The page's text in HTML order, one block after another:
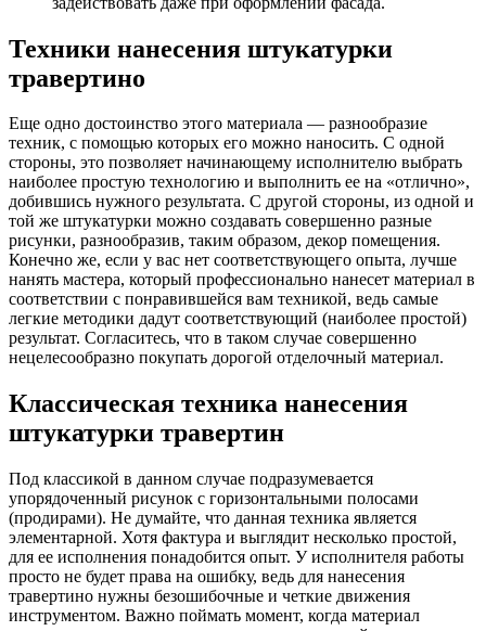
Техники нанесения штукатурки
травертино
Еще одно достоинство этого материала — разнообразие
техник, с помощью которых его можно наносить. С одной
стороны, это позволяет начинающему исполнителю выбрать
наиболее простую технологию и выполнить ее на «отлично»,
добившись нужного результата. С другой стороны, из одной и
той же штукатурки можно создавать совершенно разные
рисунки, разнообразив, таким образом, декор помещения.
Конечно же, если у вас нет соответствующего опыта, лучше
нанять мастера, который профессионально нанесет материал в
соответствии с понравившейся вам техникой, ведь самые
легкие методики дадут соответствующий (наиболее простой)
результат. Согласитесь, что в таком случае совершенно
нецелесообразно покупать дорогой отделочный материал.
Классическая техника нанесения
штукатурки травертин
Под классикой в данном случае подразумевается
упорядоченный рисунок с горизонтальными полосами
(продирами). Не думайте, что данная техника является
элементарной. Хотя фактура и выглядит несколько простой,
для ее исполнения понадобится опыт. У исполнителя работы
просто не будет права на ошибку, ведь для нанесения
травертино нужны безошибочные и четкие движения
инструментом. Важно поймать момент, когда материал